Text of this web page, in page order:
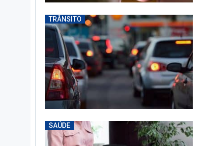
TRÂNSITO
SAÚDE